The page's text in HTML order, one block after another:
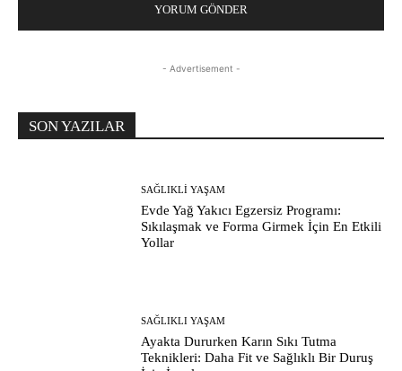
- Advertisement -
SON YAZILAR
SAĞLIKLI YAŞAM
Evde Yağ Yakıcı Egzersiz Programı:
Sıkılaşmak ve Forma Girmek İçin En Etkili
Yollar
SAĞLIKLI YAŞAM
Ayakta Dururken Karın Sıkı Tutma
Teknikleri: Daha Fit ve Sağlıklı Bir Duruş